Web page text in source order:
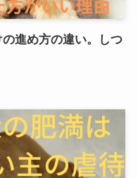
の進め方の違い。しつ